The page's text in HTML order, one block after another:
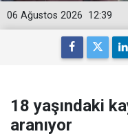
12:39
06 Ağustos 2026
18 yaşındaki
aranıyor